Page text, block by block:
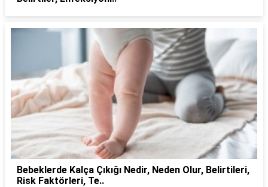
Bebeklerde Kalça Çıkığı Nedir, Neden Olur, Belirtileri,
Risk Faktörleri, Te..